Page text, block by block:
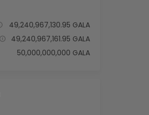
49,240,967,130.95 GALA
49,240,967,161.95 GALA
50,000,000,000 GALA